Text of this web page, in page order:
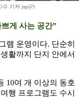
기자 jsp@)
게 사는 공간”
램 운영이다. 단순히
활까지 단지 안에서
10여 개 이상의 동호
행 프로그램도 수시